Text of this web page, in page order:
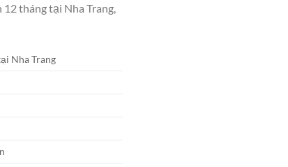
tháng tại Nha Trang,
Nha Trang